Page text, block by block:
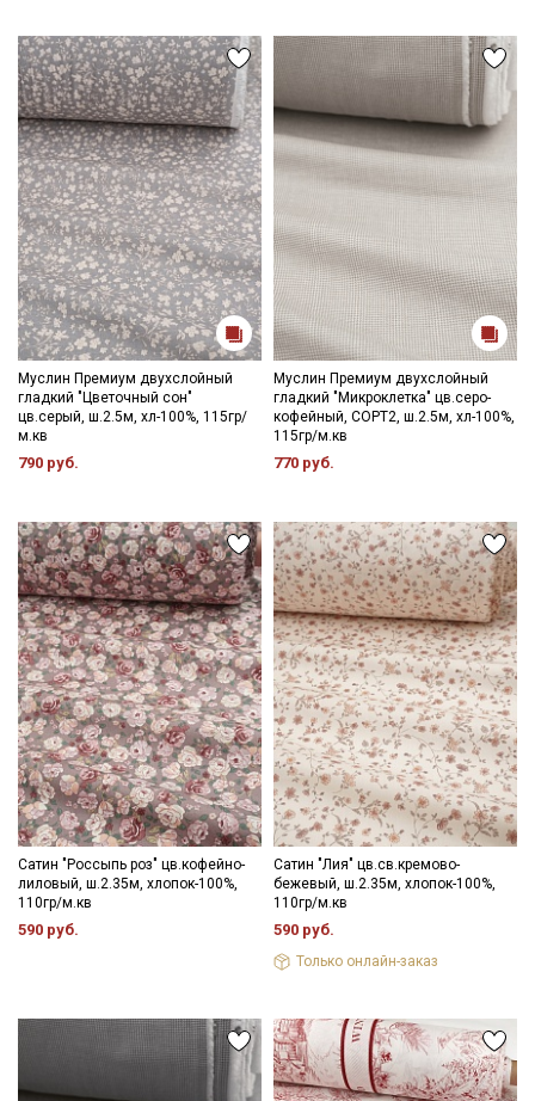
Муслин Премиум двухслойный
гладкий "Цветочный сон"
цв.серый, ш.2.5м, хл-100%, 115гр/
м.кв
790 руб.
Муслин Премиум двухслойный
гладкий "Микроклетка" цв.серо-
кофейный, СОРТ2, ш.2.5м, хл-100%,
115гр/м.кв
770 руб.
Сатин "Россыпь роз" цв.кофейно-
лиловый, ш.2.35м, хлопок-100%,
110гр/м.кв
590 руб.
Сатин "Лия" цв.св.кремово-
бежевый, ш.2.35м, хлопок-100%,
110гр/м.кв
590 руб.
Только онлайн-заказ